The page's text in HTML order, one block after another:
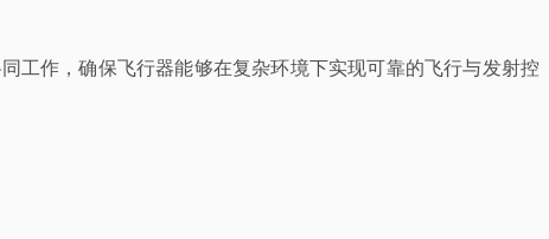
工作，确保飞行器能够在复杂环境下实现可靠的飞行与发射控